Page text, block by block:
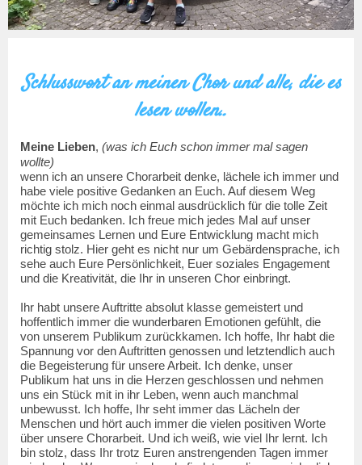
Schlusswort an meinen Chor und alle, die es
lesen wollen..
Meine Lieben, (was ich Euch schon immer mal sagen
wollte)
wenn ich an unsere Chorarbeit denke, lächele ich immer und
habe viele positive Gedanken an Euch. Auf diesem Weg
möchte ich mich noch einmal ausdrücklich für die tolle Zeit
mit Euch bedanken. Ich freue mich jedes Mal auf unser
gemeinsames Lernen und Eure Entwicklung macht mich
richtig stolz. Hier geht es nicht nur um Gebärdensprache, ich
sehe auch Eure Persönlichkeit, Euer soziales Engagement
und die Kreativität, die Ihr in unseren Chor einbringt.
Ihr habt unsere Auftritte absolut klasse gemeistert und
hoffentlich immer die wunderbaren Emotionen gefühlt, die
von unserem Publikum zurückkamen. Ich hoffe, Ihr habt die
Spannung vor den Auftritten genossen und letztendlich auch
die Begeisterung für unsere Arbeit. Ich denke, unser
Publikum hat uns in die Herzen geschlossen und nehmen
uns ein Stück mit in ihr Leben, wenn auch manchmal
unbewusst. Ich hoffe, Ihr seht immer das Lächeln der
Menschen und hört auch immer die vielen positiven Worte
über unsere Chorarbeit. Und ich weiß, wie viel Ihr lernt. Ich
bin stolz, dass Ihr trotz Euren anstrengenden Tagen immer